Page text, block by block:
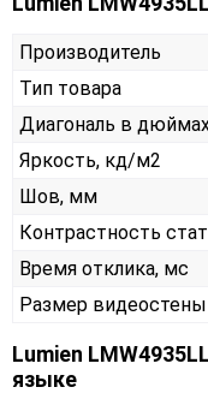
Производитель
Тип товара
Диагональ в
Яркость, кд/м2
Шов, мм
Контрастность
Время отклика, мс
Размер видеостены
Lumien
языке